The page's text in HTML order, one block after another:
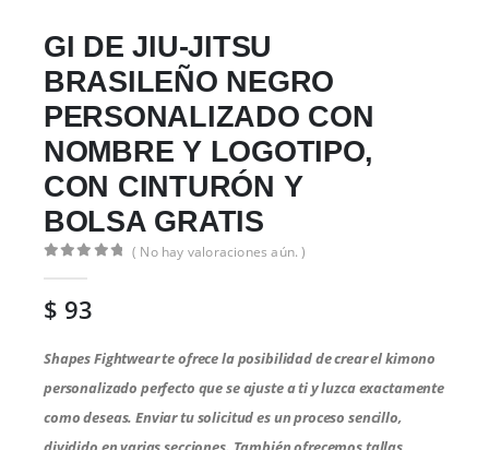
GI DE JIU-JITSU
BRASILEÑO NEGRO
PERSONALIZADO CON
NOMBRE Y LOGOTIPO,
CON CINTURÓN Y
BOLSA GRATIS
( No hay valoraciones aún. )
$ 93
Shapes Fightwear te ofrece la posibilidad de crear el kimono
personalizado perfecto que se ajuste a ti y luzca exactamente
como deseas. Enviar tu solicitud es un proceso sencillo,